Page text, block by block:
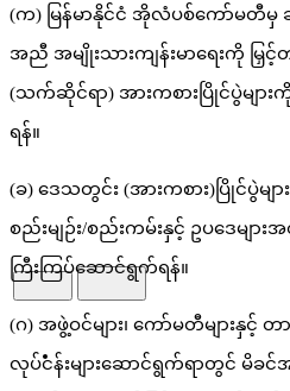
HOME
(က) မြန်မာနိုင်ငံ အိုလံပစ်ကော်မတီမှ ခ
အညီ အမျိုးသားကျန်းမာရေးကို မြှ
(သက်ဆိုင်ရာ) အားကစားပြိုင်ပွဲမျာ
ရန်။
(ခ) ဒေသတွင်း (အားကစား)ပြိုင်ပွဲမ
စည်းမျဉ်း/စည်းကမ်းနှင့် ဥပဒေမျာ
ကြီးကြပ်ဆောင်ရွက်ရန်။
(ဂ) အဖွဲ့ဝင်များ၊ ကော်မတီများနှင့် တ
လုပ်ငန်းများဆောင်ရွက်ရာတွင် မိခ